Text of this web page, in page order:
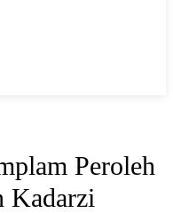
Peroleh
Kadarzi